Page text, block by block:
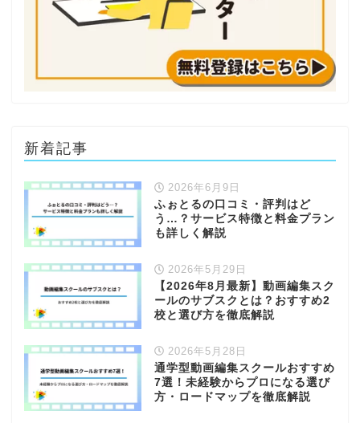
新着記事
2026年6月9日
ふぉとるの口コミ・評判はど
う…？サービス特徴と料金プラン
も詳しく解説
2026年5月29日
【2026年8月最新】動画編集スク
ールのサブスクとは？おすすめ2
校と選び方を徹底解説
2026年5月28日
通学型動画編集スクールおすすめ
7選！未経験からプロになる選び
方・ロードマップを徹底解説